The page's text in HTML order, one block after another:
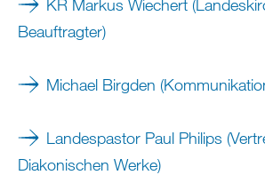
KR Markus Wiechert
Beauftragter)
Michael Birgden
Landespastor Paul Philips
Diakonischen Werke)